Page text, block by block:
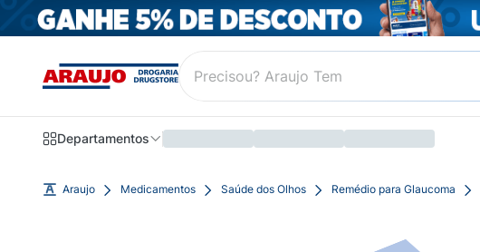
Departamentos
Araujo Medicamentos Saúde dos Olhos Remédio para Glaucoma